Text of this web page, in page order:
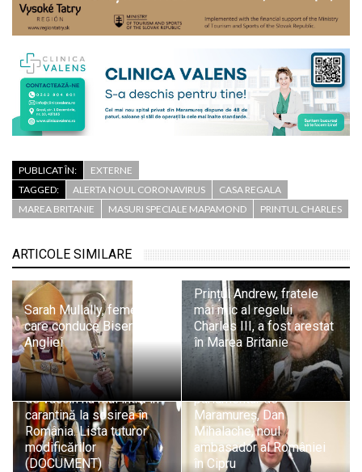
PUBLICAT ÎN:
EXTERNE
TAGGED:
ALERTA NOUL CORONAVIRUS
CASA REGALA
MAREA BRITANIE
MASURI SPECIALE MAPAMOND PRINTUL CHARLES
ARTICOLE SIMILARE
Sarah Mullally, femeia
care conduce Biserica
Angliei
Prințul Andrew, fratele
mai mic al regelui
Charles III, a fost arestat
în Marea Britanie
Noutăți: Persoanele care
au făcut și a doua doză
de vaccin nu mai intră în
carantină la sosirea în
România. Lista tuturor
modificărilor
(DOCUMENT)
Oficial: Fostul
parlamentar de
Maramureș, Dan
Mihalache, noul
ambasador al României
în Cipru